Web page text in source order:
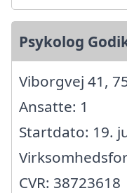
Psykolog
Viborgvej 41,
Ansatte: 1
Startdato: 19.
CVR: 38723618